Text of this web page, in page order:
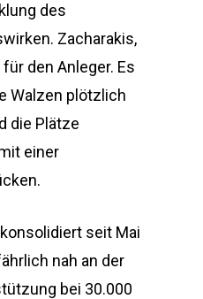
des
Zacharakis,
den Anleger. Es
Walzen plötzlich
die Plätze
einer
seit Mai
nah an der
bei 30.000